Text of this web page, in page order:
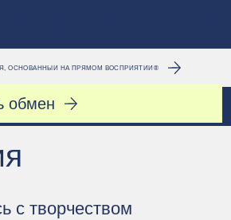
ОСНОВАННЫЙ НА ПРЯМОМ ВОСПРИЯТИИ®
обмен
с творчеством